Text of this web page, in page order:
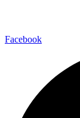
Facebook